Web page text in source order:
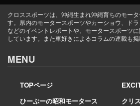
クロススポーツは、沖縄生まれ沖縄育ちのモー
す。県内のモータースポーツやカーショウ、ド
などのイベントレポートや、モータースポーツ
しています。また車好きによるコラムの連載も掲
MENU
TOPページ
ひーぷーの昭和モータース
クリ